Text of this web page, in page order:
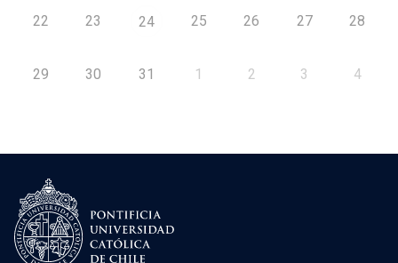
22 23 24 25 26 27 28
29 30 31 1 2 3 4